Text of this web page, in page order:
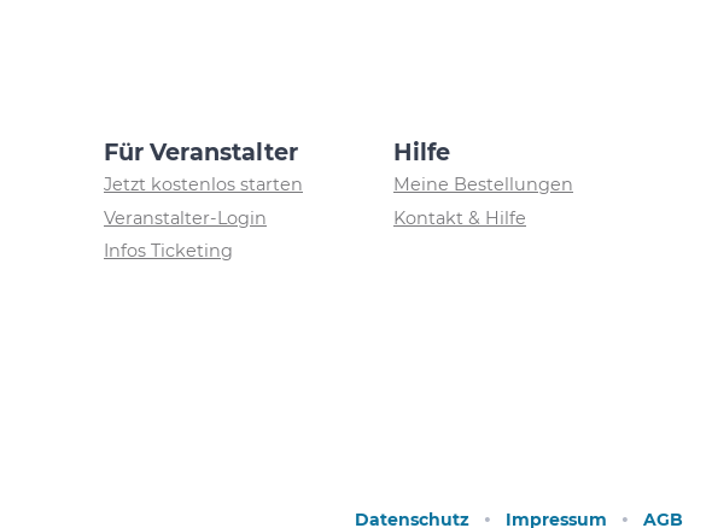
Für Veranstalter
Jetzt kostenlos starten
Veranstalter-Login
Infos Ticketing
Hilfe
Meine Bestellungen
Kontakt & Hilfe
Datenschutz Impressum AGB